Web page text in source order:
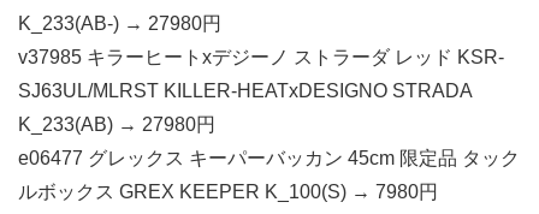
K_233(AB-) → 27980円
v37985 キラーヒートxデジーノ ストラーダ レッド KSR-
SJ63UL/MLRST KILLER-HEATxDESIGNO STRADA
K_233(AB) → 27980円
e06477 グレックス キーパーバッカン 45cm 限定品 タック
ルボックス GREX KEEPER K_100(S) → 7980円